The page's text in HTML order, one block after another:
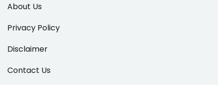
About Us
Privacy Policy
Disclaimer
Contact Us